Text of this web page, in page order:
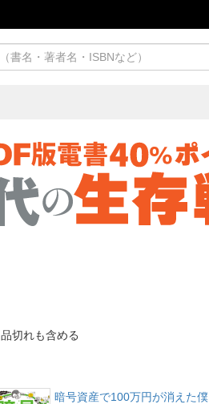
品切れも含める
暗号資産で100万円が消えた僕